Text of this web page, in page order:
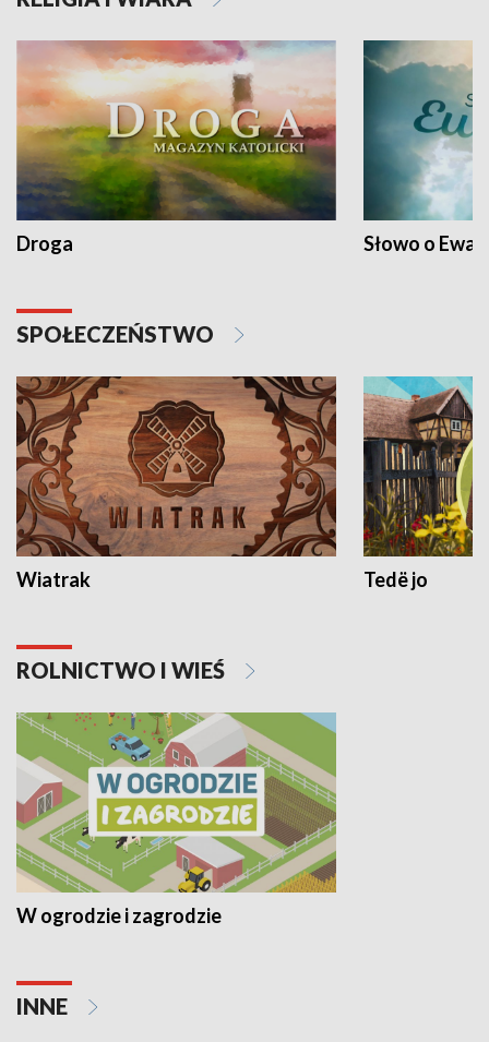
Droga Słowo o
SPOŁECZEŃSTWO
Wiatrak Tedë jo
ROLNICTWO I WIEŚ
W ogrodzie i zagrodzie
INNE